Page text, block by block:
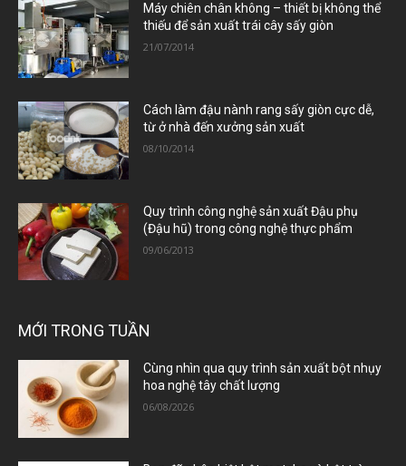
Máy chiên chân không – thiết bị không thể
thiếu để sản xuất trái cây sấy giòn
21/07/2014
Cách làm đậu nành rang sấy giòn cực dễ,
từ ở nhà đến xưởng sản xuất
08/10/2014
Quy trình công nghệ sản xuất Đậu phụ
(Đậu hũ) trong công nghệ thực phẩm
09/06/2013
MỚI TRONG TUẦN
Cùng nhìn qua quy trình sản xuất bột nhụy
hoa nghệ tây chất lượng
06/08/2026